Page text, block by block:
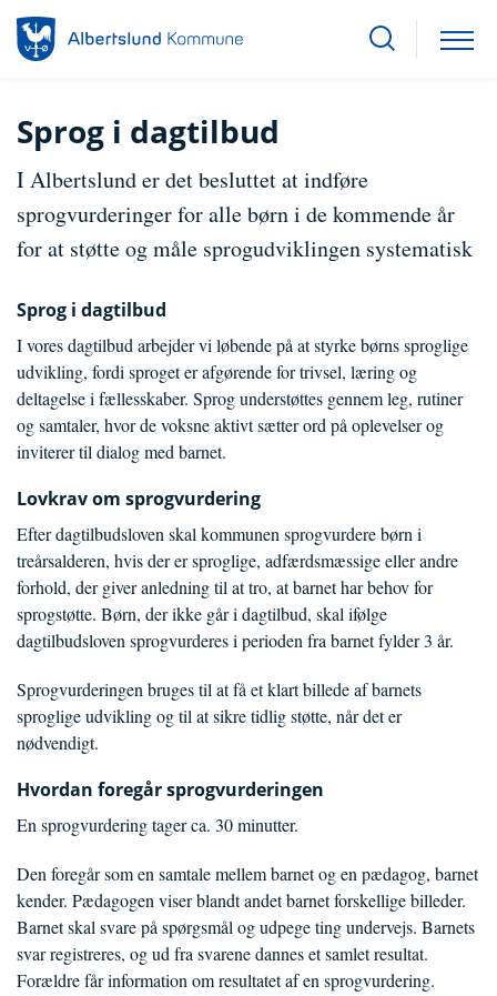
Sprog i dagtilbud
I Albertslund er det besluttet at indføre
sprogvurderinger for alle børn i de kommende år
for at støtte og måle sprogudviklingen systematisk
Sprog i dagtilbud
I vores dagtilbud arbejder vi løbende på at styrke børns sproglige
udvikling, fordi sproget er afgørende for trivsel, læring og
deltagelse i fællesskaber. Sprog understøttes gennem leg, rutiner
og samtaler, hvor de voksne aktivt sætter ord på oplevelser og
inviterer til dialog med barnet.
Lovkrav om sprogvurdering
Efter dagtilbudsloven skal kommunen sprogvurdere børn i
treårsalderen, hvis der er sproglige, adfærdsmæssige eller andre
forhold, der giver anledning til at tro, at barnet har behov for
sprogstøtte. Børn, der ikke går i dagtilbud, skal ifølge
dagtilbudsloven sprogvurderes i perioden fra barnet fylder 3 år.
Sprogvurderingen bruges til at få et klart billede af barnets
sproglige udvikling og til at sikre tidlig støtte, når det er
nødvendigt.
Hvordan foregår sprogvurderingen
En sprogvurdering tager ca. 30 minutter.
Den foregår som en samtale mellem barnet og en pædagog, barnet
kender. Pædagogen viser blandt andet barnet forskellige billeder.
Barnet skal svare på spørgsmål og udpege ting undervejs. Barnets
svar registreres, og ud fra svarene dannes et samlet resultat.
Forældre får information om resultatet af en sprogvurdering.